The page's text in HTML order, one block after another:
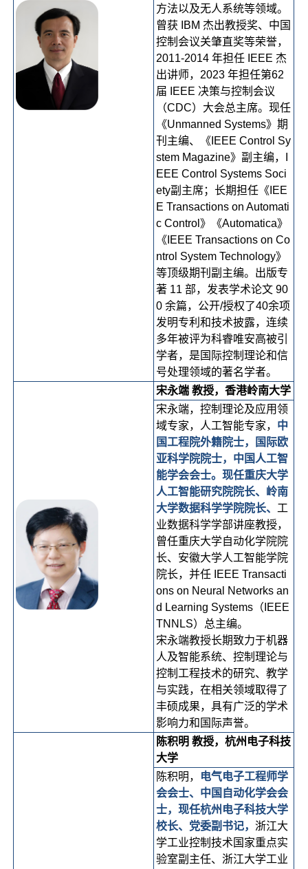
方法以及无人系统等领域。
曾获 IBM 杰出教授奖、中国
控制会议关肇直奖等荣誉，
2011-2014 年担任 IEEE 杰
出讲师，2023 年担任第62
届 IEEE 决策与控制会议
（CDC）大会总主席。现任
《Unmanned Systems》期
刊主编、《IEEE Control Sy
stem Magazine》副主编，I
EEE Control Systems Soci
ety副主席；长期担任《IEE
E Transactions on Automati
c Control》《Automatica》
《IEEE Transactions on Co
ntrol System Technology》
等顶级期刊副主编。出版专
著 11 部，发表学术论文 90
0 余篇，公开/授权了40余项
发明专利和技术披露，连续
多年被评为科睿唯安高被引
学者，是国际控制理论和信
号处理领域的著名学者。
宋永端 教授，香港岭南大学
宋永端，控制理论及应用领
域专家，人工智能专家， 中
国工程院外籍院士，国际欧
亚科学院院士，中国人工智
能学会会士。现任重庆大学
人工智能研究院院长、岭南
大学数据科学学院院长、 工
业数据科学学部讲座教授，
曾任重庆大学自动化学院院
长、安徽大学人工智能学院
院长，并任 IEEE Transacti
ons on Neural Networks an
d Learning Systems（IEEE
TNNLS）总主编。
宋永端教授长期致力于机器
人及智能系统、控制理论与
控制工程技术的研究、教学
与实践，在相关领域取得了
丰硕成果，具有广泛的学术
影响力和国际声誉。
陈积明 教授，杭州电子科技
大学
陈积明，
电气电子工程师学
会会士、中国自动化学会会
士，现任杭州电子科技大学
校长、党委副书记， 浙江大
学工业控制技术国家重点实
验室副主任、浙江大学工业